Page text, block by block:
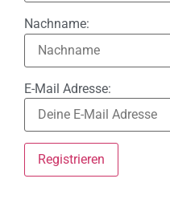
Nachname:
E-Mail Adresse: